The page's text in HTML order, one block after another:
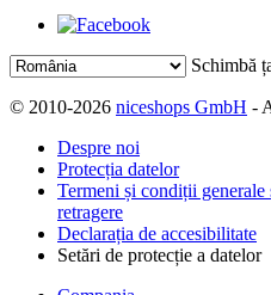
Schimbă
© 2010-2026 niceshops GmbH -
Despre noi
Protecția datelor
Termeni și condiții
retragere
Declarația de accesibilitate
Setări de protecție a datelor